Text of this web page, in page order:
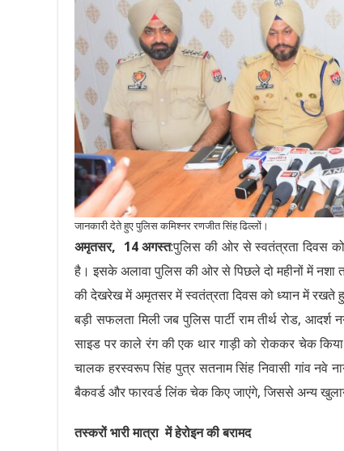
जानकारी देते हुए पुलिस कमिश्नर रणजीत सिंह ढिल्लों।
अमृतसर, 14 अगस्त:पुलिस की ओर से स्वतंत्रता दिवस को
है। इसके अलावा पुलिस की ओर से पिछले दो महीनों में नशा
की देखरेख में अमृतसर में स्वतंत्रता दिवस को ध्यान में रखते
बड़ी सफलता मिली जब पुलिस पार्टी राम तीर्थ रोड,
साइड पर काले रंग की एक थार गाड़ी को रोककर चेक
चालक हरस्वरूप सिंह पुत्र सतनाम सिंह निवासी गांव नवे
बैकवर्ड और फारवर्ड लिंक चेक किए जाएंगे, जिससे अन्य
तस्करों भारी मात्रा में हेरोइन की बरामद